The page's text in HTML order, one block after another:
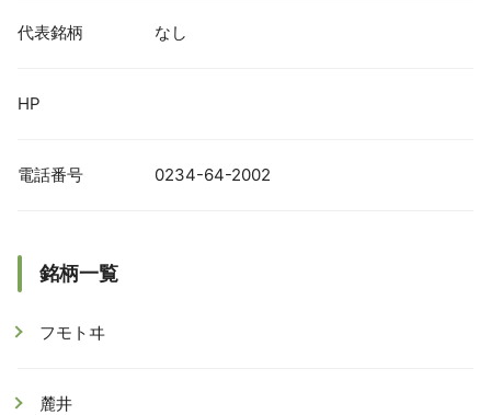
代表銘柄 なし
HP
電話番号 0234-64-2002
銘柄一覧
フモトヰ
麓井